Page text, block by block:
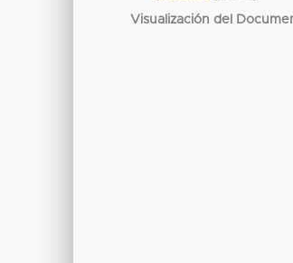
Visualización del